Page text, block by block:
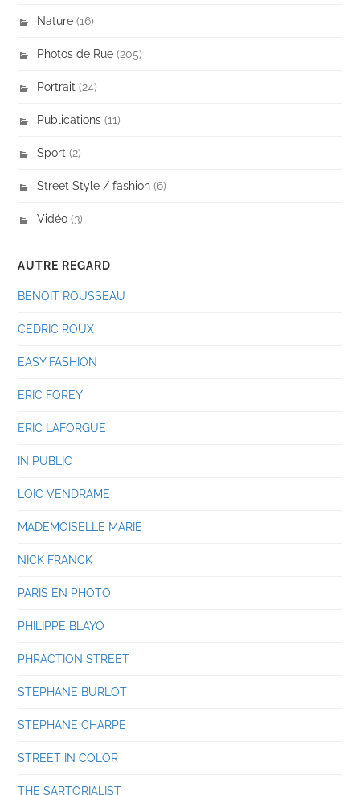
Nature (16)
Photos de Rue (205)
Portrait (24)
Publications (11)
Sport (2)
Street Style / fashion (6)
Vidéo (3)
AUTRE REGARD
BENOIT ROUSSEAU
CEDRIC ROUX
EASY FASHION
ERIC FOREY
ERIC LAFORGUE
IN PUBLIC
LOIC VENDRAME
MADEMOISELLE MARIE
NICK FRANCK
PARIS EN PHOTO
PHILIPPE BLAYO
PHRACTION STREET
STEPHANE BURLOT
STEPHANE CHARPE
STREET IN COLOR
THE SARTORIALIST